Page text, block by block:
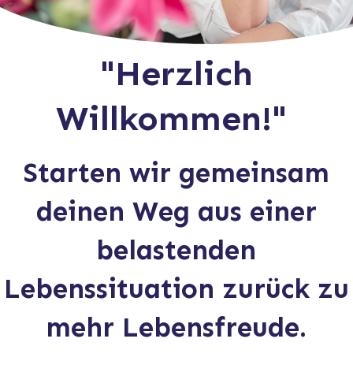
"Herzlich
Willkommen!"
Starten wir gemeinsam
deinen Weg aus einer
belastenden
Lebenssituation zurück zu
mehr Lebensfreude.